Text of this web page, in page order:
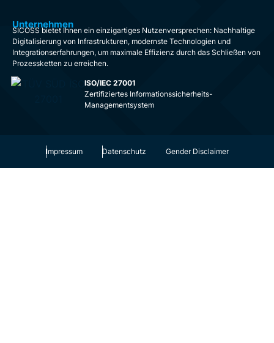
Unternehmen
SICOSS bietet Ihnen ein einzigartiges Nutzenversprechen: Nachhaltige
Digitalisierung von Infrastrukturen, modernste Technologien und
Integrationserfahrungen, um maximale Effizienz durch das Schließen von
Prozessketten zu erreichen.
ISO/IEC 27001
Zertifiziertes Informationssicherheits-
Managementsystem
Impressum Datenschutz Gender Disclaimer